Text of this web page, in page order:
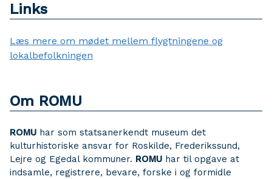
Links
Læs mere om mødet mellem flygtningene og
lokalbefolkningen
Om ROMU
ROMU har som statsanerkendt museum det
kulturhistoriske ansvar for Roskilde, Frederikssund,
Lejre og Egedal kommuner. ROMU har til opgave at
indsamle, registrere, bevare, forske i og formidle